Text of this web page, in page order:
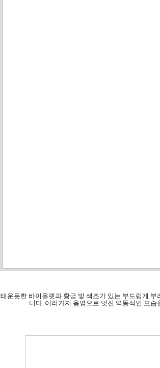
태운듯한 바이올렛과 황금 빛 색조가 있는 부드럽게 부
니다. 여러가지 음영으로 멋진 역동적인 모습